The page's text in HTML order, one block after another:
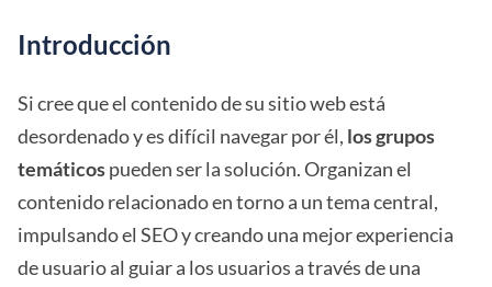
Introducción
Si cree que el contenido de su sitio web está
desordenado y es difícil navegar por él, los grupos
temáticospueden ser la solución. Organizan el
contenido relacionado en torno a un tema central,
impulsando el SEO y creando una mejor experiencia
de usuario al guiar a los usuarios a través de una